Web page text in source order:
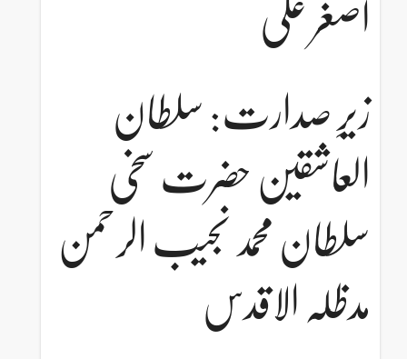
اصغر علیؒ
زیرِ صدارت: سلطان
العاشقین حضرت سخی
سلطان محمد نجیب الرحمن
مدظلہ الاقدس